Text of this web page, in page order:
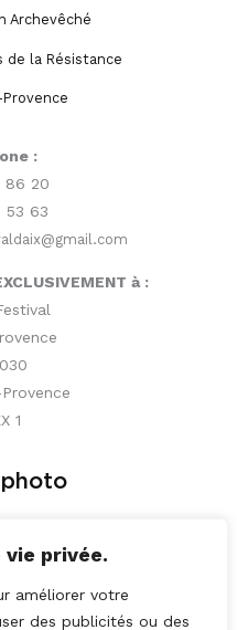
privée.
améliorer votre
des publicités ou des
Archevêché
de la Résistance
Provence
:
86 20
53 63
à :
Provence
1
Langain